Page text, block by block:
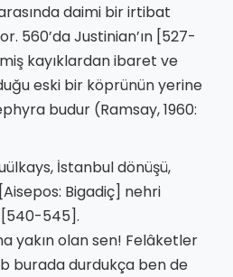
daimi bir irtibat
560’da Justinian’ın [527-
kayıklardan ibaret ve
eski bir köprünün yerine
budur (Ramsay, 1960:
İstanbul dönüşü,
Bigadiç] nehri
[540-545].
yakın olan sen! Felâketler
burada durdukça ben de